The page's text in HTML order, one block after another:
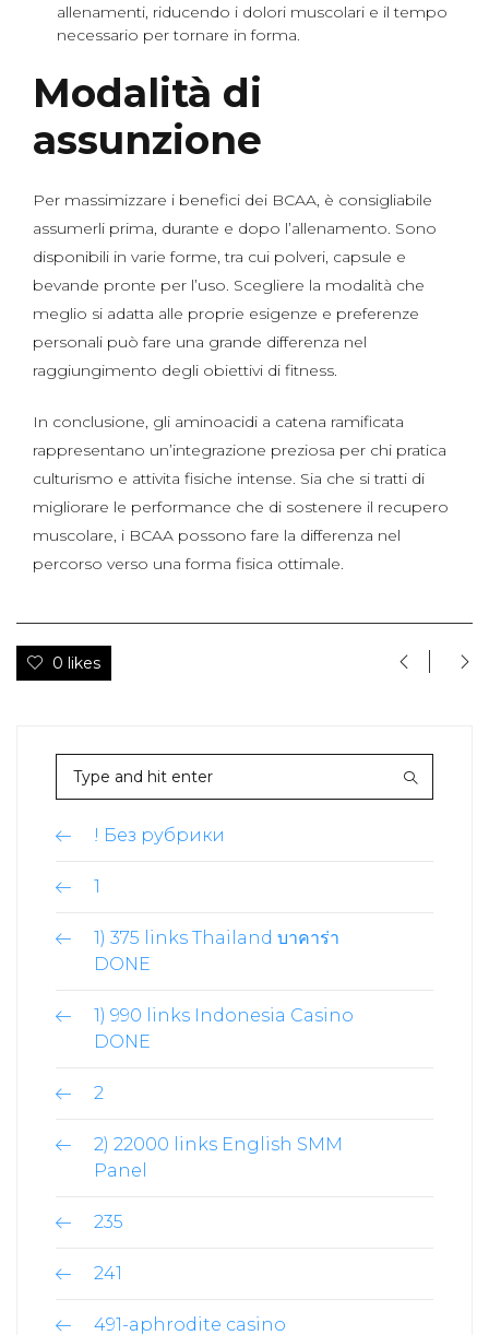
allenamenti, riducendo i dolori muscolari e il tempo
necessario per tornare in forma.
Modalità di
assunzione
Per massimizzare i benefici dei BCAA, è consigliabile
assumerli prima, durante e dopo l’allenamento. Sono
disponibili in varie forme, tra cui polveri, capsule e
bevande pronte per l’uso. Scegliere la modalità che
meglio si adatta alle proprie esigenze e preferenze
personali può fare una grande differenza nel
raggiungimento degli obiettivi di fitness.
In conclusione, gli aminoacidi a catena ramificata
rappresentano un’integrazione preziosa per chi pratica
culturismo e attivita fisiche intense. Sia che si tratti di
migliorare le performance che di sostenere il recupero
muscolare, i BCAA possono fare la differenza nel
percorso verso una forma fisica ottimale.
0 likes
! Без рубрики
1
1) 375 links Thailand บาคาร่า
DONE
1) 990 links Indonesia Casino
DONE
2
2) 22000 links English SMM
Panel
235
241
491-aphrodite casino